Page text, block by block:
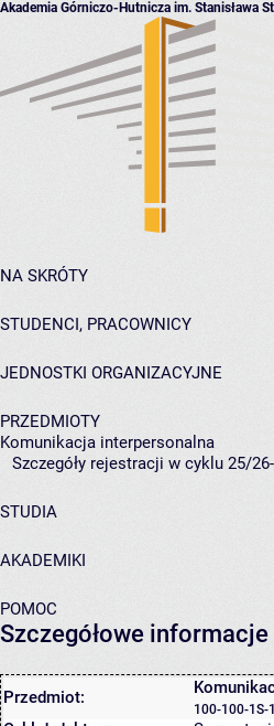
Akademia Górniczo-Hutnicza im. Stanisława
NA SKRÓTY
STUDENCI, PRACOWNICY
JEDNOSTKI ORGANIZACYJNE
PRZEDMIOTY
Komunikacja interpersonalna
Szczegóły rejestracji w cyklu 25/
STUDIA
AKADEMIKI
POMOC
Szczegółowe
Przedmiot:
100-100-1S-